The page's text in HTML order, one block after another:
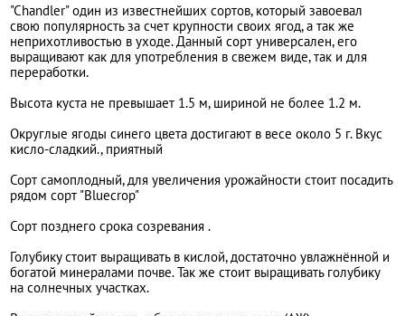
"Chandler" один из известнейших сортов, который завоевал
свою популярность за счет крупности своих ягод, а так же
неприхотливостью в уходе. Данный сорт универсален, его
выращивают как для употребления в свежем виде, так и для
переработки.
Высота куста не превышает 1.5 м, шириной не более 1.2 м.
Округлые ягоды синего цвета достигают в весе около 5 г. Вкус
кисло-сладкий., приятный
Сорт самоплодный, для увеличения урожайности стоит посадить
рядом сорт "Bluecrop"
Сорт позднего срока созревания .
Голубику стоит выращивать в кислой, достаточно увлажнённой и
богатой минералами почве. Так же стоит выращивать голубику
на солнечных участках.